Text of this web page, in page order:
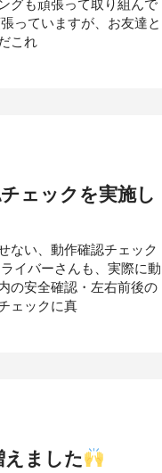
グも頑張って取り組んで
っていますが、お友達と
これ
ェックを実施し
ない、動作確認チェック
イバーさんも、実際に動
の安全確認・左右前後の
ェックに真
ました